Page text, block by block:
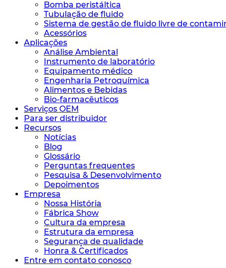
Bomba peristáltica
Tubulação de fluido
Sistema de gestão de fluido livre de
Acessórios
Aplicações
Análise Ambiental
Instrumento de laboratório
Equipamento médico
Engenharia Petroquímica
Alimentos e Bebidas
Bio-farmacêuticos
Serviços OEM
Para ser distribuidor
Recursos
Notícias
Blog
Glossário
Perguntas frequentes
Pesquisa & Desenvolvimento
Depoimentos
Empresa
Nossa História
Fábrica Show
Cultura da empresa
Estrutura da empresa
Segurança de qualidade
Honra & Certificados
Entre em contato conosco